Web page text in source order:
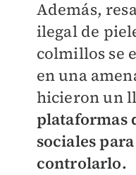
Además,
ilegal de
colmillos se
en una
hicieron un
plataformas
sociales
controlarlo.